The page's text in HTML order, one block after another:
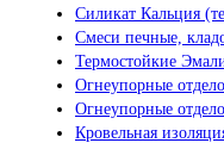
Силикат Кальция
Смеси печные,
Термостойкие
Огнеупорные
Огнеупорные
Кровельная